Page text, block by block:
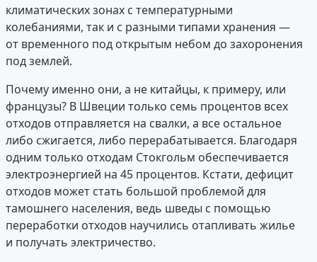
климатических зонах с температурными
колебаниями, так и с разными типами хранения —
от временного под открытым небом до захоронения
под землей.
Почему именно они, а не китайцы, к примеру, или
французы? В Швеции только семь процентов всех
отходов отправляется на свалки, а все остальное
либо сжигается, либо перерабатывается. Благодаря
одним только отходам Стокгольм обеспечивается
электроэнергией на 45 процентов. Кстати, дефицит
отходов может стать большой проблемой для
тамошнего населения, ведь шведы с помощью
переработки отходов научились отапливать жилье
и получать электричество.